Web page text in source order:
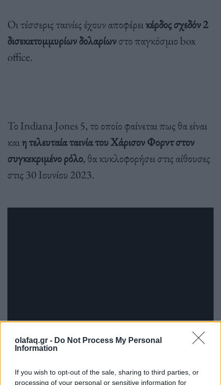
olafaq.gr - Do Not Process My Personal
Information
If you wish to opt-out of the sale, sharing to third parties, or
processing of your personal or sensitive information for
Οι τέσσερις ταινίες έχουν αποφέρεικέρδος σχεδόν 2
δισεκατομμυρίων δολαρίωνστο παγκόσμιο box
office.
Το Indiana Jones 5, το οποίο φαίνεται πως θα είναι
καιη τελευταία ταινία του Χάρισον Φορντ στον
συγκεκριμένο ρόλο, θα κυκλοφορήσει στις αίθουσες
στις 30 Ιουνίου 2023.